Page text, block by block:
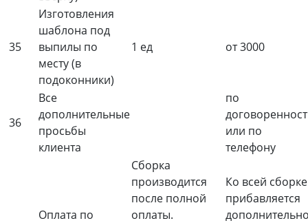
35
Изготовления
шаблона под
выпилы по
месту (в
подоконники)
1 ед от 3000
36
Все
дополнительные
просьбы
клиента
по
или по
телефону
Оплата по
Сборка
производится
после полной
оплаты.
Ко всей сборке
прибавляется